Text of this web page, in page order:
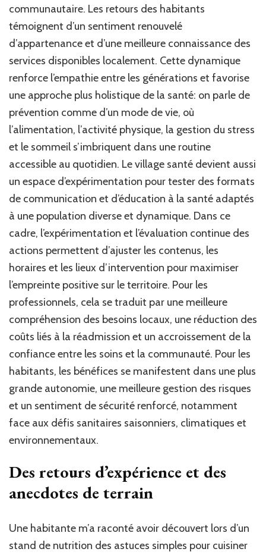
communautaire. Les retours des habitants
témoignent d’un sentiment renouvelé
d’appartenance et d’une meilleure connaissance des
services disponibles localement. Cette dynamique
renforce l’empathie entre les générations et favorise
une approche plus holistique de la santé: on parle de
prévention comme d’un mode de vie, où
l’alimentation, l’activité physique, la gestion du stress
et le sommeil s’imbriquent dans une routine
accessible au quotidien. Le village santé devient aussi
un espace d’expérimentation pour tester des formats
de communication et d’éducation à la santé adaptés
à une population diverse et dynamique. Dans ce
cadre, l’expérimentation et l’évaluation continue des
actions permettent d’ajuster les contenus, les
horaires et les lieux d’intervention pour maximiser
l’empreinte positive sur le territoire. Pour les
professionnels, cela se traduit par une meilleure
compréhension des besoins locaux, une réduction des
coûts liés à la réadmission et un accroissement de la
confiance entre les soins et la communauté. Pour les
habitants, les bénéfices se manifestent dans une plus
grande autonomie, une meilleure gestion des risques
et un sentiment de sécurité renforcé, notamment
face aux défis sanitaires saisonniers, climatiques et
environnementaux.
Des retours d’expérience et des
anecdotes de terrain
Une habitante m’a raconté avoir découvert lors d’un
stand de nutrition des astuces simples pour cuisiner